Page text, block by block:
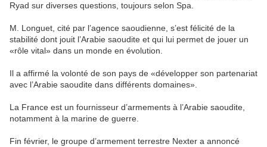
Ryad sur diverses questions, toujours selon Spa.
M. Longuet, cité par l’agence saoudienne, s’est félicité de la
stabilité dont jouit l’Arabie saoudite et qui lui permet de jouer un
«rôle vital» dans un monde en évolution.
Il a affirmé la volonté de son pays de «développer son partenariat
avec l’Arabie saoudite dans différents domaines».
La France est un fournisseur d’armements à l’Arabie saoudite,
notamment à la marine de guerre.
Fin février, le groupe d’armement terrestre Nexter a annoncé